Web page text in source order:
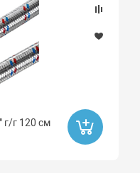
г/г 120 см